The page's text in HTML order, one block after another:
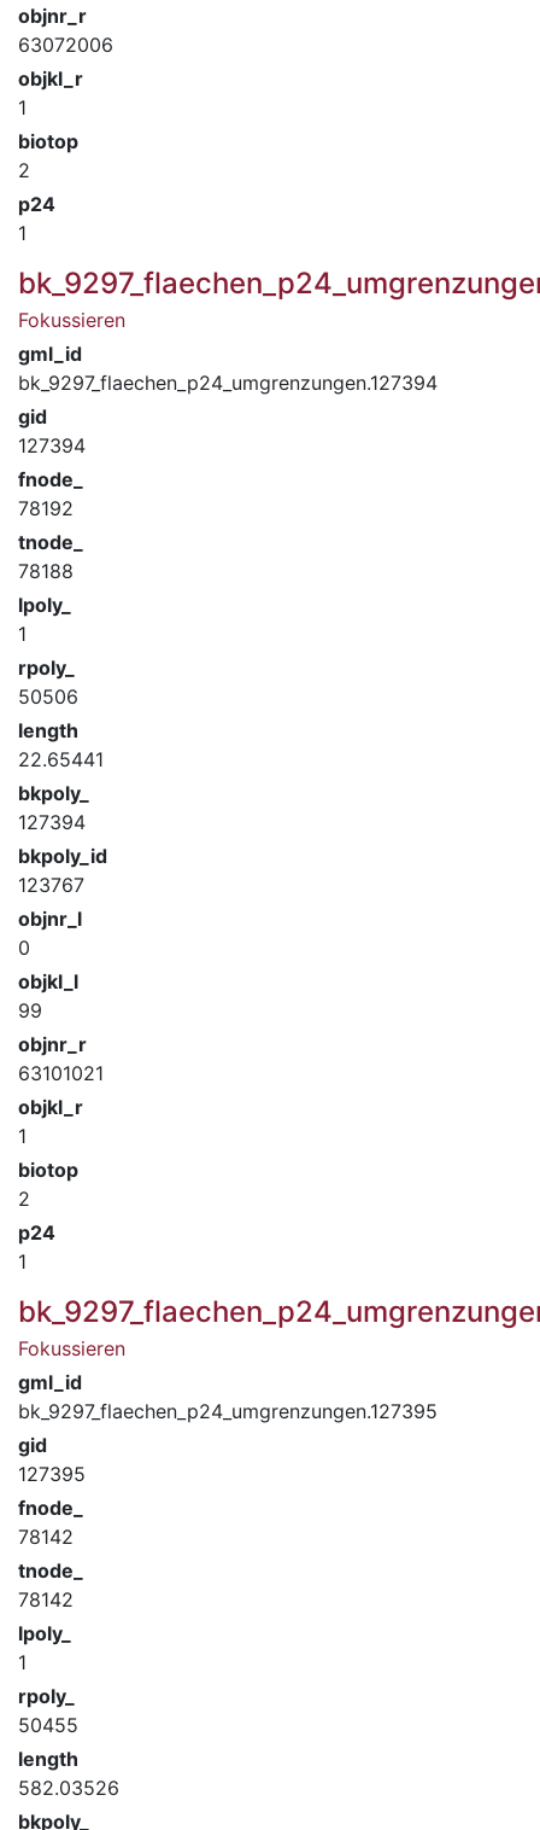
objnr_r
63072006
objkl_r
1
biotop
2
p24
1
Fokussieren
gml_id
bk_9297_flaechen_p24_umgrenzungen.127394
gid
127394
fnode_
78192
tnode_
78188
lpoly_
1
rpoly_
50506
length
22.65441
bkpoly_
127394
bkpoly_id
123767
objnr_l
0
objkl_l
99
objnr_r
63101021
objkl_r
1
biotop
2
p24
1
Fokussieren
gml_id
bk_9297_flaechen_p24_umgrenzungen.127395
gid
127395
fnode_
78142
tnode_
78142
lpoly_
1
rpoly_
50455
length
582.03526
bkpoly_